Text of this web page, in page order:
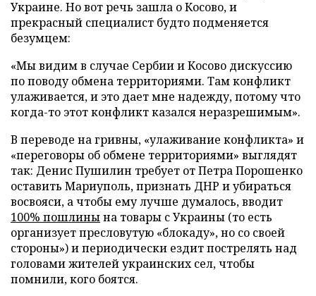
Украине. Но вот речь зашла о Косово, и
прекрасный специалист будто подменяется
безумцем:
«Мы видим в случае Сербии и Косово дискуссию
по поводу обмена территориями. Там конфликт
улаживается, и это дает мне надежду, потому что
когда-то этот конфликт казался неразрешимым».
В переводе на гривны, «улаживание конфликта» и
«переговоры об обмене территориями» выглядят
так: Денис Пушилин требует от Петра Порошенко
оставить Мариуполь, признать ДНР и убираться
восвояси, а чтобы ему лучше думалось, вводит
100% пошлинына товары с Украины (то есть
организует пресловутую «блокаду», но со своей
стороны») и периодически ездит пострелять над
головами жителей украинских сел, чтобы
помнили, кого боятся.